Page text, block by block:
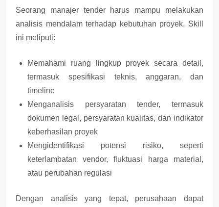
Seorang manajer tender harus mampu melakukan
analisis mendalam terhadap kebutuhan proyek. Skill
ini meliputi:
Memahami ruang lingkup proyek secara detail ,
termasuk spesifikasi teknis, anggaran, dan
timeline
Menganalisis persyaratan tender, termasuk
dokumen legal, persyaratan kualitas, dan indikator
keberhasilan proyek
Mengidentifikasi potensi risiko, seperti
keterlambatan vendor, fluktuasi harga material,
atau perubahan regulasi
Dengan analisis yang tepat, perusahaan dapat